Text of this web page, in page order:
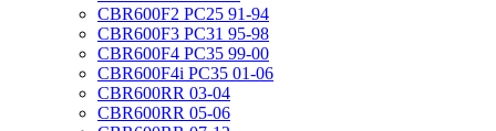
CBR600F2 PC25 91-94
CBR600F3 PC31 95-98
CBR600F4 PC35 99-00
CBR600F4i PC35 01-06
CBR600RR 03-04
CBR600RR 05-06